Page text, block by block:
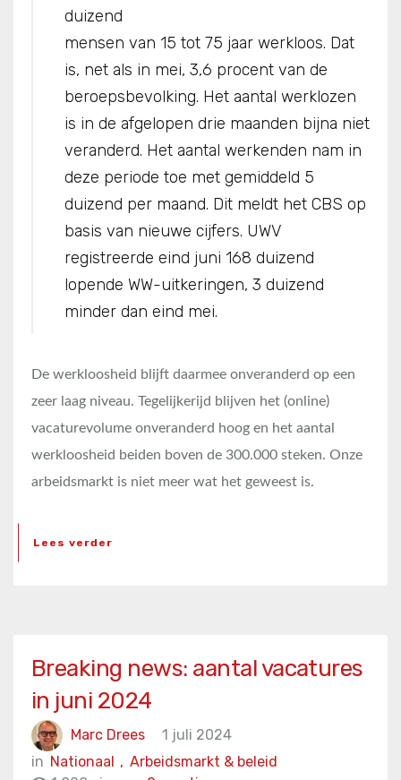
duizend
mensen van 15 tot 75 jaar werkloos. Dat
is, net als in mei, 3,6 procent van de
beroepsbevolking. Het aantal werklozen
is in de afgelopen drie maanden bijna niet
veranderd. Het aantal werkenden nam in
deze periode toe met gemiddeld 5
duizend per maand. Dit meldt het CBS op
basis van nieuwe cijfers. UWV
registreerde eind juni 168 duizend
lopende WW-uitkeringen, 3 duizend
minder dan eind mei.
De werkloosheid blijft daarmee onveranderd op een
zeer laag niveau. Tegelijkerijd blijven het (online)
vacaturevolume onveranderd hoog en het aantal
werkloosheid beiden boven de 300.000 steken. Onze
arbeidsmarkt is niet meer wat het geweest is.
Lees verder
Breaking news: aantal vacatures
in juni 2024
Marc Drees
1 juli 2024
in
Arbeidsmarkt & beleid
Nationaal ,